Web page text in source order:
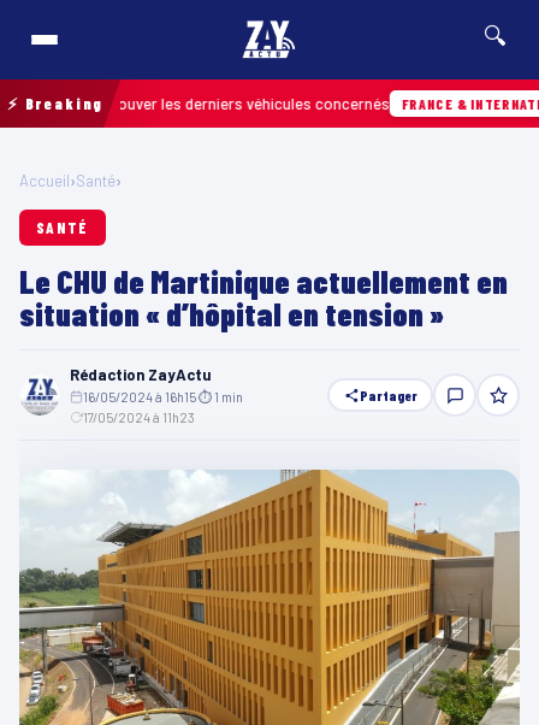
🔍
⚡ Breaking
retrouver les derniers véhicules concernés FRANCE & INTERNATIONALE
Accueil›Santé›
SANTÉ
Le CHU de Martinique actuellement en
situation « d’hôpital en tension »
Rédaction ZayActu
16/05/2024 à 16h15⏱ 1 min
17/05/2024 à 11h23
Partager